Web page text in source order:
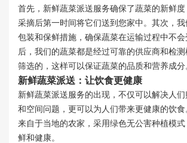
首先，新鲜蔬菜派送服务确保了蔬菜的新鲜
采摘后第一时间将它们送到您家中。其次，
包装和保鲜措施，确保蔬菜在运输过程中不
后，我们的蔬菜都是经过可靠的供应商和检
筛选的，这样可以保证蔬菜的品质和营养成分
新鲜蔬菜派送：让饮食更健康
新鲜蔬菜派送服务的出现，不仅可以解决人
和空间问题，更可以为人们带来更健康的饮
来自于当地的农家，采用绿色无公害种植模
鲜和健康。